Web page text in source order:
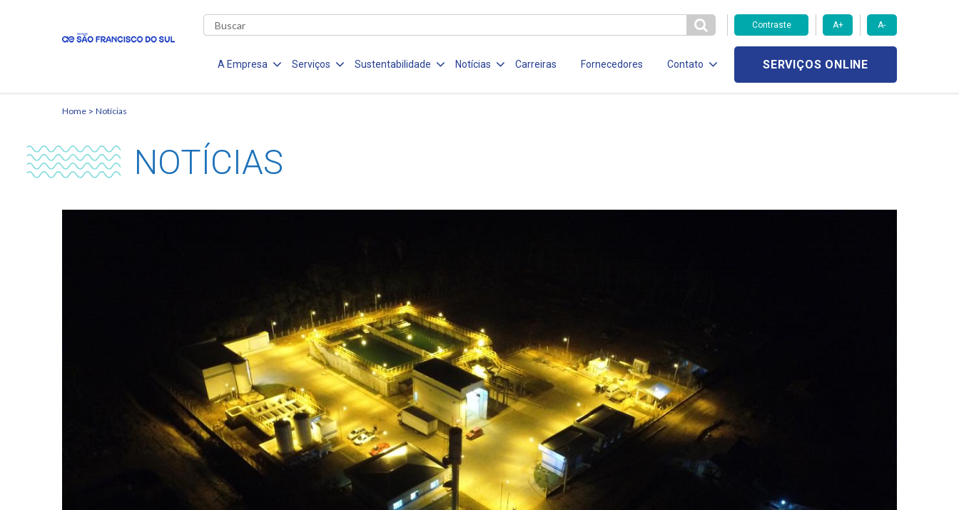
Contraste A+ A-
A Empresa Serviços Sustentabilidade Notícias Carreiras Fornecedores Contato SERVIÇOS ONLINE
Home Notícias
NOTÍCIAS